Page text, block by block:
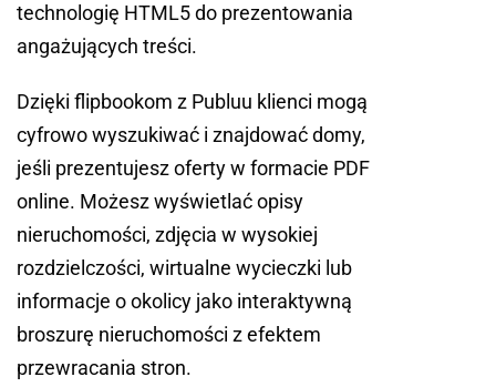
technologię HTML5 do prezentowania
angażujących treści.
Dzięki flipbookom z Publuu klienci mogą
cyfrowo wyszukiwać i znajdować domy,
jeśli prezentujesz oferty w formacie PDF
online. Możesz wyświetlać opisy
nieruchomości, zdjęcia w wysokiej
rozdzielczości, wirtualne wycieczki lub
informacje o okolicy jako interaktywną
broszurę nieruchomości z efektem
przewracania stron.